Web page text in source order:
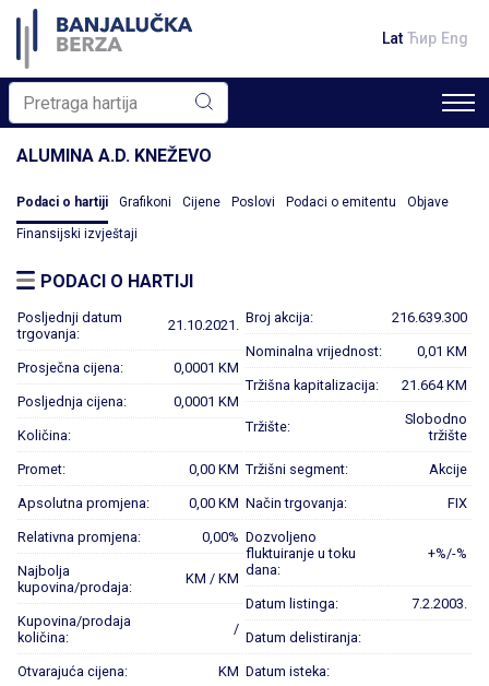
Lat Ћир Eng
ALUMINA A.D. KNEŽEVO
Podaci o hartiji Grafikoni Cijene Poslovi Podaci o emitentu Objave
Finansijski izvještaji
PODACI O HARTIJI
Posljednji datum
trgovanja:
21.10.2021.
Prosječna cijena: 0,0001 KM
Posljednja cijena: 0,0001 KM
Količina:
Promet: 0,00 KM
Apsolutna promjena: 0,00 KM
Relativna promjena: 0,00%
Najbolja
kupovina/prodaja:
KM / KM
Kupovina/prodaja
količina:
/
Otvarajuća cijena: KM
Broj akcija: 216.639.300
Nominalna vrijednost: 0,01 KM
Tržišna kapitalizacija: 21.664 KM
Tržište:
Slobodno
tržište
Tržišni segment: Akcije
Način trgovanja: FIX
Dozvoljeno
fluktuiranje u toku
dana:
+%/-%
Datum listinga: 7.2.2003.
Datum delistiranja:
Datum isteka: